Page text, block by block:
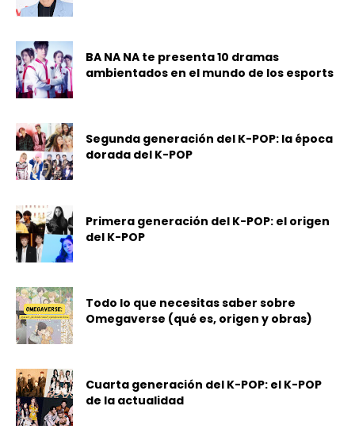
BA NA NA te presenta 10 dramas
ambientados en el mundo de los esports
Segunda generación del K-POP: la época
dorada del K-POP
Primera generación del K-POP: el origen
del K-POP
Todo lo que necesitas saber sobre
Omegaverse (qué es, origen y obras)
Cuarta generación del K-POP: el K-POP
de la actualidad